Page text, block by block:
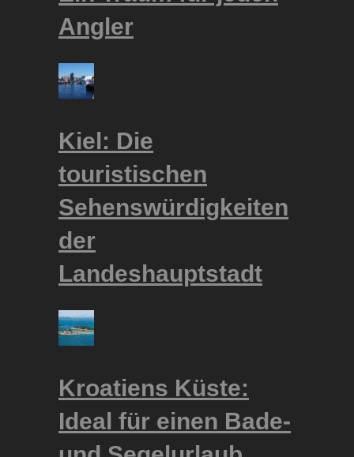
Angler
Kiel: Die
touristischen
Sehenswürdigkeiten
der
Landeshauptstadt
Kroatiens Küste:
Ideal für einen Bade-